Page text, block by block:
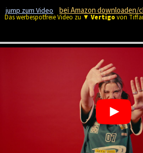
jump zum Video bei Amazon downloaden/
Das werbespotfreie Video zu ▼ Vertigovon